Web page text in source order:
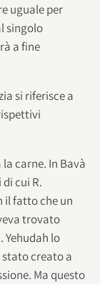
uguale per
singolo
a fine
si riferisce a
carne. In Bavà
cui R.
il fatto che un
trovato
Yehudah lo
stato creato a
Ma questo